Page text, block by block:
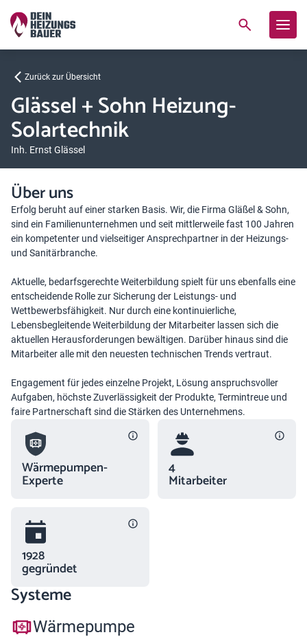
Zurück zur Übersicht
Glässel + Sohn Heizung-
Solartechnik
Inh. Ernst Glässel
Über uns
Erfolg beruht auf einer starken Basis. Wir, die Firma Gläßel & Sohn,
sind ein Familienunternehmen und seit mittlerweile fast 100 Jahren
ein kompetenter und vielseitiger Ansprechpartner in der Heizungs-
und Sanitärbranche.
Aktuelle, bedarfsgerechte Weiterbildung spielt für uns ebenfalls eine
entscheidende Rolle zur Sicherung der Leistungs- und
Wettbewerbsfähigkeit. Nur durch eine kontinuierliche,
Lebensbegleitende Weiterbildung der Mitarbeiter lassen sich die
aktuellen Herausforderungen bewältigen. Darüber hinaus sind die
Mitarbeiter alle mit den neuesten technischen Trends vertraut.
Engagement für jedes einzelne Projekt, Lösung anspruchsvoller
Aufgaben, höchste Zuverlässigkeit der Produkte, Termintreue und
faire Partnerschaft sind die Stärken des Unternehmens.
Wärmepumpen-
Experte
4
Mitarbeiter
1928
gegründet
Systeme
Wärmepumpe